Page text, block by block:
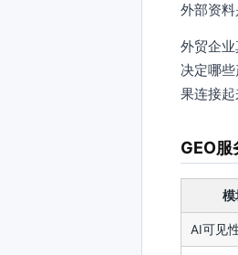
外部资
外贸企
决定哪
果连接
GEO
模
AI可见